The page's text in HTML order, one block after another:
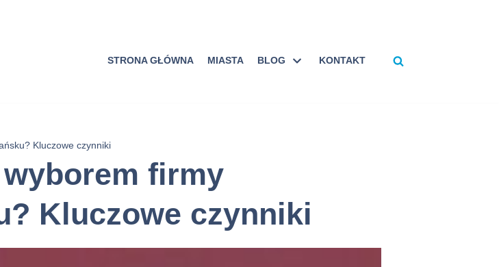
STRONA GŁÓWNA MIASTA BLOG KONTAKT
Kluczowe czynniki
firmy
Kluczowe czynniki